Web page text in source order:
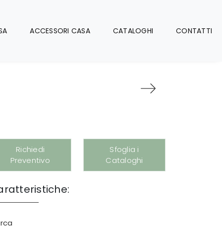
ACCESSORI CASA CATALOGHI CONTATTI
Richiedi
Preventivo
Sfoglia i
Cataloghi